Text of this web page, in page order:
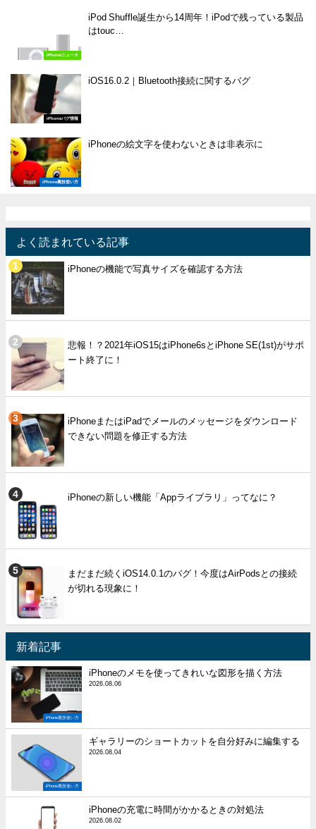
iPhoneニュース
iPod Shuffle誕生から14周年！iPodで残っている製品
はtouc…
iPhoneバグ情報
iOS16.0.2｜Bluetooth接続に関するバグ
iPhone裏技使い方
iPhoneの絵文字を使わないときは非表示に
よく読まれている記事
iPhoneの機能で写真サイズを確認する方法
悲報！？2021年iOS15はiPhone6sとiPhone SE(1st)がサポ
ート終了に！
iPhoneまたはiPadでメールのメッセージをダウンロード
できない問題を修正する方法
iPhoneの新しい機能「Appライブラリ」ってなに？
まだまだ続くiOS14.0.1のバグ！今度はAirPodsとの接続
が切れる現象に！
新着記事
iPhone裏技使い方
iPhoneのメモを使ってきれいな図形を描く方法
2026.08.06
iPhone裏技使い方
ギャラリーのショートカットを自分好みに編集する
2026.08.04
iPhoneの充電に時間がかかるときの対処法
2026.08.02